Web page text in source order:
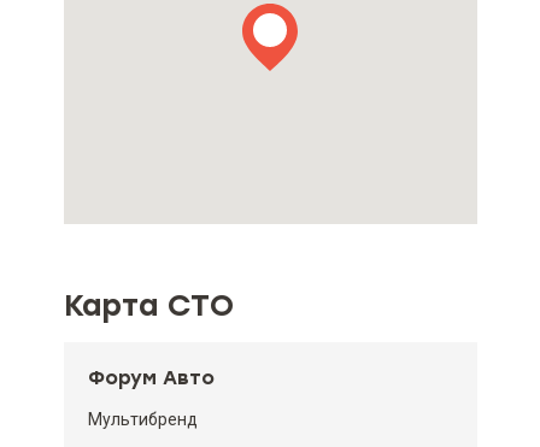
Карта СТО
Форум Авто
Мультибренд